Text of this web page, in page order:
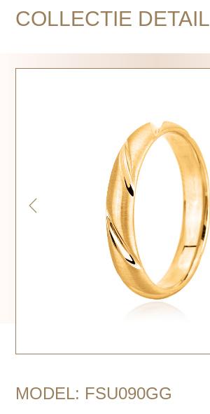
COLLECTIE DETAIL
MODEL: FSU090GG